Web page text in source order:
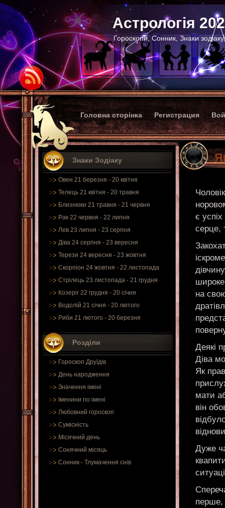
Астрологія
Гороскопи, Сонник, Знаки
Головна сторінка Регистрация
Знаки Зодіаку
Овен 21 березня - 20 квітня
Телець 21 квітня - 20 травня
Близнюки 21 травня - 21 червня
Рак 22 червня - 22 липня
Лев 23 липня - 23 серпня
Діва 24 серпня - 23 вересня
Терези 24 вересня - 23 жовтня
Скорпіон 24 жовтня - 22 листопада
Стрілець 23 листопада - 21 грудня
Козеріг 22 грудня - 20 січня
Водолій 21 січня - 20 лютого
Риби 21 лютого - 20 березня
Розділи
Гороскоп Друїдів
День народження
Значення імені
Іменини по імені
Любовний гороскоп
Сумісність
Місячний день
Сонячний місяць
Сонник - Тлумачення снів
є
серце,
на
Деякі
Діва
Як
мати
він
Дуже
перше,